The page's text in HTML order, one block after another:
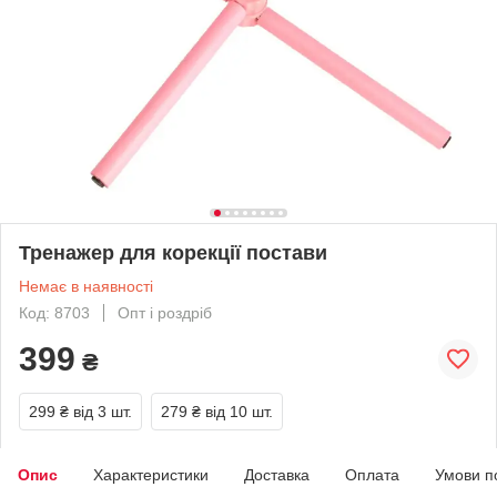
Тренажер для корекції постави
Немає в наявності
Код: 8703
Опт і роздріб
399 ₴
299 ₴ від 3 шт. 279 ₴ від 10 шт.
Опис Характеристики Доставка Оплата Умови